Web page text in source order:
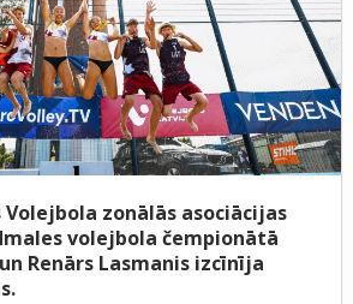
zonālās asociācijas
volejbola čempionātā
Renārs Lasmanis izcīnīja